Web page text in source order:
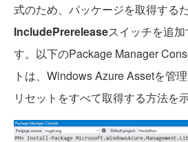
式のため、パッケージを取得する
IncludePrereleaseスイッチを追
す。以下のPackage Manager
トは、Windows Azure Assetを管
リセットをすべて取得する方法を